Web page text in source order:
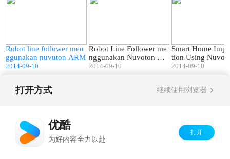
Robot line follower men
ggunakan nuvuton ARM
2014-09-10
Robot Line Follower me
nggunakan Nuvoton AR
M
2014-09-10
Smart Home
tion Using
2014-09-10
打开方式 继续使用浏览器
优酷
为好内容全力以赴
打开